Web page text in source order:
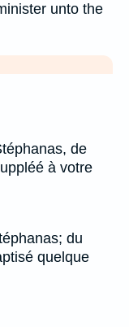
unto the
de
à votre
du
quelque